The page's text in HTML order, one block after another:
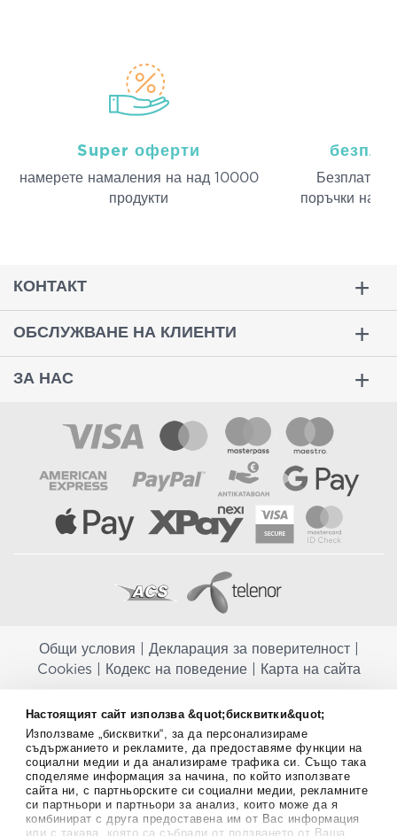
Настоящият сайт използва &quot;бисквитки&quot;
Използваме „бисквитки“, за да персонализираме
съдържанието и рекламите, да предоставяме функции на
социални медии и да анализираме трафика си. Също така
споделяме информация за начина, по който използвате
сайта ни, с партньорските си социални медии, рекламните
си партньори и партньори за анализ, които може да я
комбинират с друга предоставена им от Вас информация
или с такава, която са събрали от ползването от Ваша
Super оферти
намерeте намаления на над 10000
продукти
Безплатна
поръчки над
КОНТАКТ
ОБСЛУЖВАНЕ НА КЛИЕНТИ
ЗА НАС
Общи условия Декларация за поверителност|
Cookies
Кодекс на поведение| Карта на сайта
заместват балансираната диета и не са предназначени за
профилактика, лечение или лечение на човешки заболявания.
Консултирайте се с Вашия лекар, ако сте бременна, кърмите,
приемате лекарства или имате някакви здравословни проблеми,
преди да използвате някаква хранителна добавка. Непрекъснато се
стремим да ви предоставяме точна и валидна информация. Ако
имате някакви въпроси или коментари относно тях, моля свържете
се с нас.